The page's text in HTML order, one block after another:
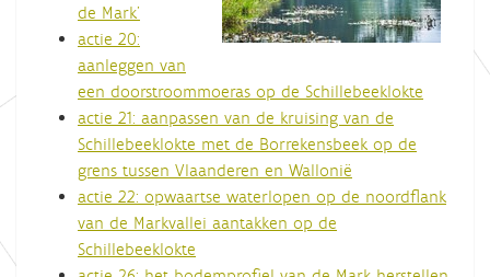
de Mark'
actie 20:
aanleggen van
een doorstroommoeras op de Schillebeeklokte
actie 21: aanpassen van de kruising van de
Schillebeeklokte met de Borrekensbeek op de
grens tussen Vlaanderen en Wallonië
actie 22: opwaartse waterlopen op de noordflank
van de Markvallei aantakken op de
Schillebeeklokte